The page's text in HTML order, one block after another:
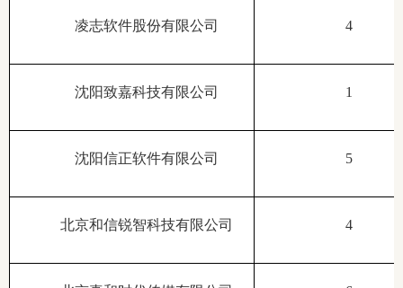
凌志软件股份有限公司 4
沈阳致嘉科技有限公司 1
沈阳信正软件有限公司 5
北京和信锐智科技有限公司 4